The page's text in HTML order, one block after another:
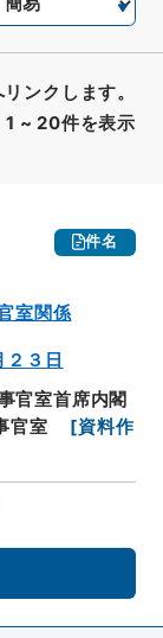
1 ~ 20件を表示
ンクします。
件名
室関係
３日
官室首席内閣
官室 [資料作